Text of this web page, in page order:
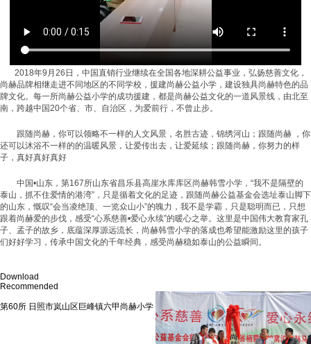
2018年9月26日，中国直销行业继续在全国各地深耕公益事业，弘扬慈善文化，
尚赫品牌相继走进不同地区的不同学校，援建尚赫公益小学，建设独具尚赫特色的品
牌文化。每一所尚赫公益小学的成功援建，都是尚赫公益文化的一道风景线，由北至
南，跨越中国20个省、市、自治区，为爱前行，不曾止步。
跟随尚赫，你可以领略不一样的人文风景，名胜古迹，锦绣河山；跟随尚赫 ，你
还可以沐浴不一样的的温暖风景，让爱传出去，让爱延续；跟随尚赫，你努力的样
子，真好真好真好
中国•山东，第167所山东省昌乐县高崖水库库区尚赫韩雪小学，“我不是隔壁的
泰山，抓不住爱情的港湾”，只是循着文化的足迹，跟随尚赫公益基金会选址泰山脚下
的山东，慨叹“会当凌绝顶、一览众山小”的魄力，我不是学霸，只是聪明而已，只想
跟着尚赫爱的步伐，感受“心系慈善•爱心永续”的暖心之举。这里是中国伟大教育家孔
子、孟子的故乡，底蕴深厚源远流长，尚赫韩雪小学的落成也希望能激励这里的孩子
们好好学习，传承中国文化的千年经典，感受尚赫稳如泰山的公益瞬间。
Download
Recommended
第60所 日照市岚山区巨峰镇六甲尚赫小学